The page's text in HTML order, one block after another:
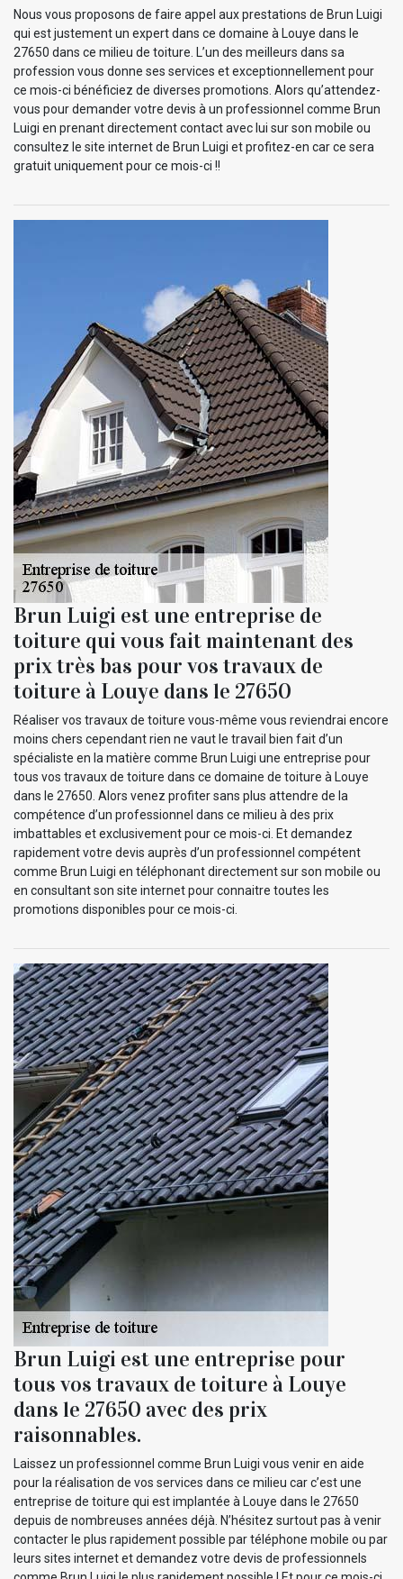
Nous vous proposons de faire appel aux prestations de Brun Luigi
qui est justement un expert dans ce domaine à Louye dans le
27650 dans ce milieu de toiture. L’un des meilleurs dans sa
profession vous donne ses services et exceptionnellement pour
ce mois-ci bénéficiez de diverses promotions. Alors qu’attendez-
vous pour demander votre devis à un professionnel comme Brun
Luigi en prenant directement contact avec lui sur son mobile ou
consultez le site internet de Brun Luigi et profitez-en car ce sera
gratuit uniquement pour ce mois-ci !!
Brun Luigi est une entreprise de
toiture qui vous fait maintenant des
prix très bas pour vos travaux de
toiture à Louye dans le 27650
Réaliser vos travaux de toiture vous-même vous reviendrai encore
moins chers cependant rien ne vaut le travail bien fait d’un
spécialiste en la matière comme Brun Luigi une entreprise pour
tous vos travaux de toiture dans ce domaine de toiture à Louye
dans le 27650. Alors venez profiter sans plus attendre de la
compétence d’un professionnel dans ce milieu à des prix
imbattables et exclusivement pour ce mois-ci. Et demandez
rapidement votre devis auprès d’un professionnel compétent
comme Brun Luigi en téléphonant directement sur son mobile ou
en consultant son site internet pour connaitre toutes les
promotions disponibles pour ce mois-ci.
Brun Luigi est une entreprise pour
tous vos travaux de toiture à Louye
dans le 27650 avec des prix
raisonnables.
Laissez un professionnel comme Brun Luigi vous venir en aide
pour la réalisation de vos services dans ce milieu car c’est une
entreprise de toiture qui est implantée à Louye dans le 27650
depuis de nombreuses années déjà. N’hésitez surtout pas à venir
contacter le plus rapidement possible par téléphone mobile ou par
leurs sites internet et demandez votre devis de professionnels